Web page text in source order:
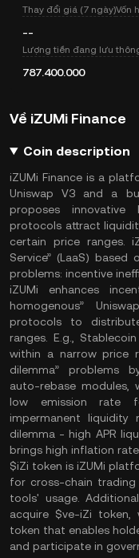
Thay đổi giá (7 ngày)
--
Vốn
Lượng tiền đang lưu
787.400.000
Về iZUMi Finance
Coin description
iZUMi Finance is a
Uniswap V3 and a
proposes
protocols attract
certain price ranges.
Service” (LaaS)
problems: incentive
iZUMi enhances
homogenous”
protocols to
ranges. E.g.,
within a narrow price
dilemma” problems
auto-rebase modules,
low emission rate
impermanent liquidity
dilemma - high APR
brings high inflation
$iZi token is iZUMi
for cross-chain
tools' usage.
acquire $ve-iZi token,
token that enables
and participate in